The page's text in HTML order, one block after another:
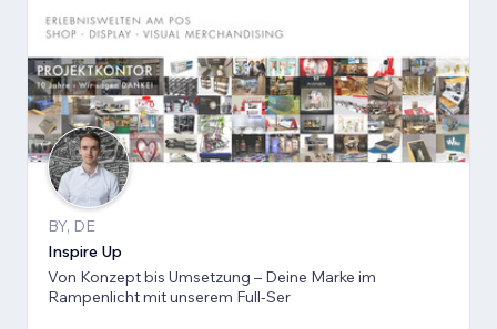
BY, DE
Inspire Up
Von Konzept bis Umsetzung – Deine Marke im
Rampenlicht mit unserem Full-Ser